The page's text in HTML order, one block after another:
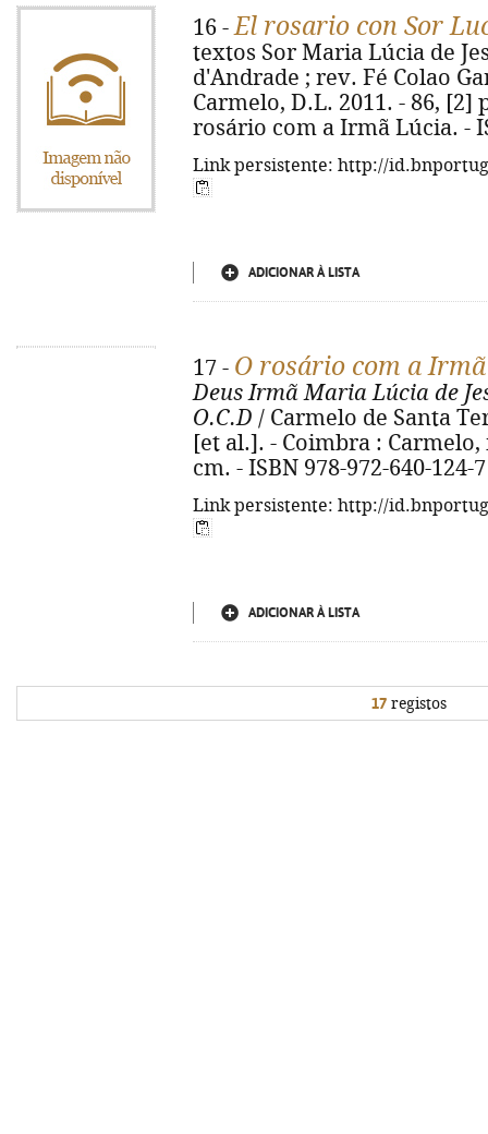
16 -El rosario con Sor
textos Sor Maria Lúcia de
d'Andrade ; rev. Fé Colao
Carmelo, D.L. 2011. - 86, [2]
rosário com a Irmã Lúcia. -
Link persistente: http://
ADICIONAR À LISTA
17 - O rosário com a
Deus Irmã Maria Lúcia de
O.C.D / Carmelo de Santa
[et al.]. - Coimbra :
cm. - ISBN 978-972-640-124-7
Link persistente: http://
ADICIONAR À LISTA
17registos